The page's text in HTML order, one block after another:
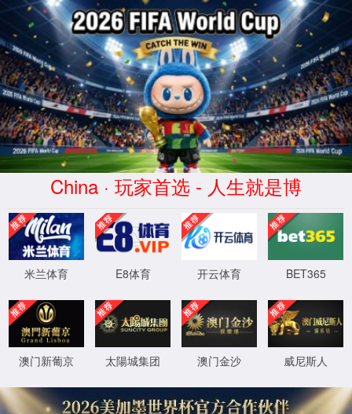
南宫ng·28相信品牌力量
服务器错误
404 - 找不到文件或目录。
您要查找的资源可能已被删除，已更改名称或者暂时不可用。